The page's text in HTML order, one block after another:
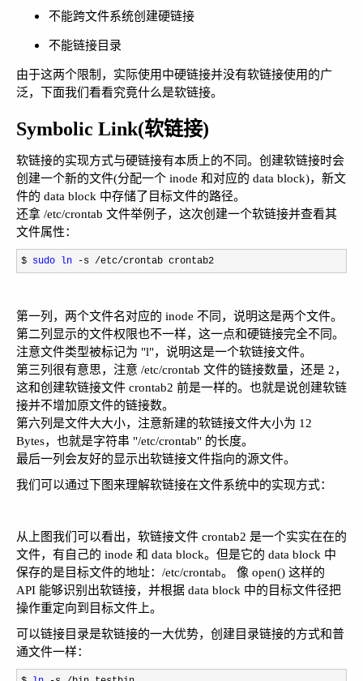
不能跨文件系统创建硬链接
不能链接目录
由于这两个限制，实际使用中硬链接并没有软链接使用的广
泛，下面我们看看究竟什么是软链接。
Symbolic Link(软链接)
软链接的实现方式与硬链接有本质上的不同。创建软链接时会
创建一个新的文件(分配一个 inode 和对应的 data block)，新文
件的 data block 中存储了目标文件的路径。
还拿 /etc/crontab 文件举例子，这次创建一个软链接并查看其
文件属性：
$ sudo ln -s /etc/crontab crontab2
第一列，两个文件名对应的 inode 不同，说明这是两个文件。
第二列显示的文件权限也不一样，这一点和硬链接完全不同。
注意文件类型被标记为 "l"，说明这是一个软链接文件。
第三列很有意思，注意 /etc/crontab 文件的链接数量，还是 2，
这和创建软链接文件 crontab2 前是一样的。也就是说创建软链
接并不增加原文件的链接数。
第六列是文件大大小，注意新建的软链接文件大小为 12
Bytes，也就是字符串 "/etc/crontab" 的长度。
最后一列会友好的显示出软链接文件指向的源文件。
我们可以通过下图来理解软链接在文件系统中的实现方式：
从上图我们可以看出，软链接文件 crontab2 是一个实实在在的
文件，有自己的 inode 和 data block。但是它的 data block 中
保存的是目标文件的地址：/etc/crontab。 像 open() 这样的
API 能够识别出软链接，并根据 data block 中的目标文件径把
操作重定向到目标文件上。
可以链接目录是软链接的一大优势，创建目录链接的方式和普
通文件一样：